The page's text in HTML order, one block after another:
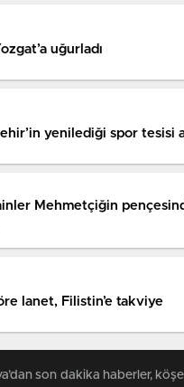
uğurladı
yenilediği spor tesisi
Mehmetçiğin
lanet, Filistin’e takviye
son dakika haberler, köşe